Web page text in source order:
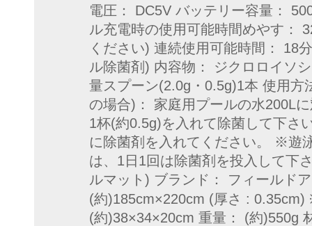
電圧： DC5V バッテリー容量：
ル充電時の使用可能時間めやす：
ください) 連続使用可能時間： 18
ル除菌剤) 内容物： ジクロロイソ
量スプーン(2.0g・0.5g)1本 使用方
の場合)： 家庭用プールの水200L
1杯(約0.5g)を入れて除菌して下さ
に除菌剤を入れてください。 ※遊
は、1日1回は除菌剤を投入して下
ルマット) ブランド： フィールド
(約)185cm×220cm (厚さ :
(約)38×34×20cm 重量： (約)550g